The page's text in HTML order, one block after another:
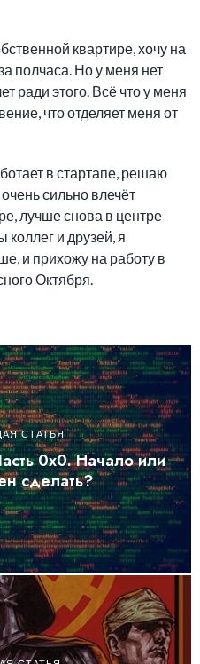
квартире, хочу на
полчаса. Но у меня нет
ради этого. Всё что у меня
что отделяет меня от
в стартапе, решаю
сильно влечёт
лучше снова в центре
и друзей, я
и прихожу на работу в
Октября.
СТАТЬЯ
0х0. Начало или
сделать?